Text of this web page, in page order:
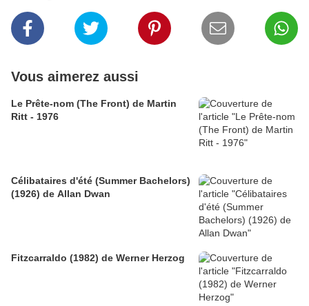
Vous aimerez aussi
Le Prête-nom (The Front) de Martin
Ritt - 1976
Célibataires d'été (Summer Bachelors)
(1926) de Allan Dwan
Fitzcarraldo (1982) de Werner Herzog